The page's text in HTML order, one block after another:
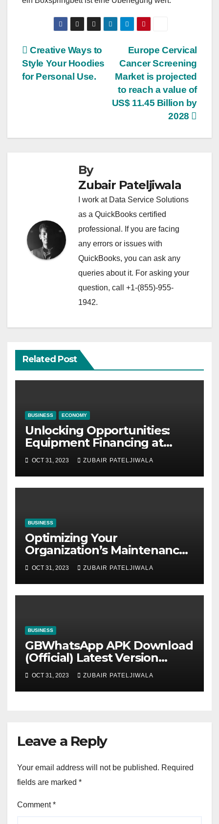
Post
navigation
Europe Cervical
Cancer Screening
Market is projected
to reach a value of
US$ 11.45 Billion by
2028
Creative Ways to
Style Your Hoodies
for Personal Use.
By
Zubair Pateljiwala
I work at Data Service Solutions
as a QuickBooks certified
professional. If you are facing
any errors or issues with
QuickBooks, you can ask any
queries about it. For asking your
question, call +1-(855)-955-
1942.
Related Post
BUSINESS ECONOMY
Unlocking Opportunities:
Equipment Financing at
Auctions
OCT 31, 2023 ZUBAIR PATELJIWALA
BUSINESS
Optimizing Your
Organization’s Maintenance
Strategy for Efficiency and
Sustainability
OCT 31, 2023 ZUBAIR PATELJIWALA
BUSINESS
GBWhatsApp APK Download
(Official) Latest Version
November 2023
OCT 31, 2023 ZUBAIR PATELJIWALA
Leave a Reply
Your email address will not be published. Required
fields are marked *
Comment*